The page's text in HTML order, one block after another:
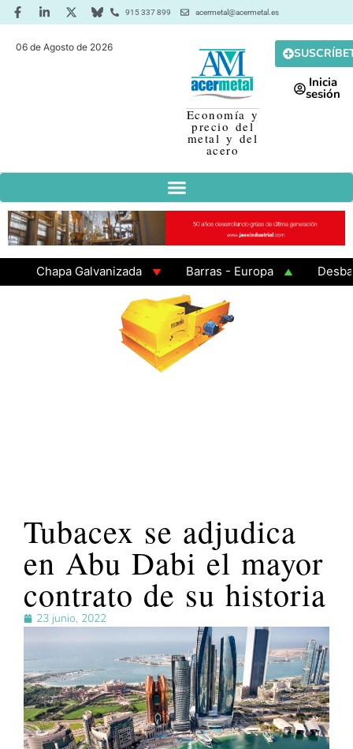
915 337 899 acermetal@acermetal.es
06 de Agosto de 2026
Economía y
precio del
metal y del
acero
Inicia
sesión
Chapa Galvanizada Barras - Europa
GAMA 3 - Cuadrados 200x200x8
Tubacex se adjudica
en Abu Dabi el mayor
contrato de su historia
23 junio, 2022